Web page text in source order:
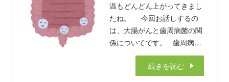
温もどんどん上がってきまし
たね。 今回お話しするの
は、大腸がんと歯周病菌の関
係についてです。 歯周病…
続きを読む